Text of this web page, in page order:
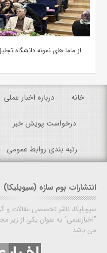
از ماما های نمونه دانشگاه
خانه درباره اخبار عملی
درخواست پویش خبر
رتبه بندی روابط عمومی
انتشارات بوم سازه (سیویلیکا)
سیویلیکا، ناشر تخصصی مقالات و
"اخبارعلمی" به عنوان یکی از زیر
می باشد.